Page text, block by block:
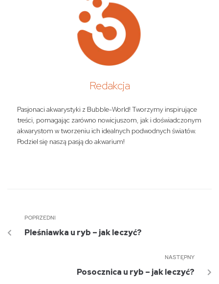
Redakcja
Pasjonaci akwarystyki z Bubble-World! Tworzymy inspirujące
treści, pomagając zarówno nowicjuszom, jak i doświadczonym
akwarystom w tworzeniu ich idealnych podwodnych światów.
Podziel się naszą pasją do akwarium!
POPRZEDNI
Pleśniawka u ryb – jak leczyć?
NASTĘPNY
Posocznica u ryb – jak leczyć?